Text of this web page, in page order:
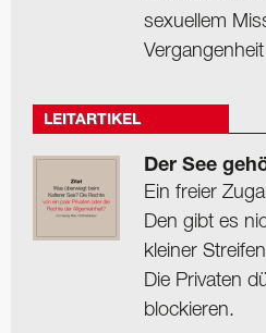
sexuellem
LEITARTIKEL
Der See
Ein freier
Den gibt es
kleiner
Die Privaten
blockieren.